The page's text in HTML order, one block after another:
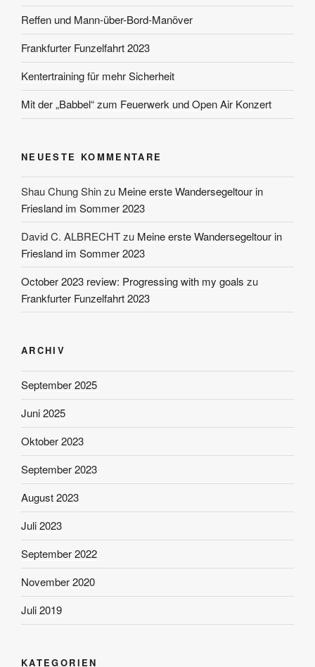
Reffen und Mann-über-Bord-Manöver
Frankfurter Funzelfahrt 2023
Kentertraining für mehr Sicherheit
Mit der „Babbel“ zum Feuerwerk und Open Air Konzert
NEUESTE KOMMENTARE
Shau Chung Shinzu Meine erste Wandersegeltour in
Friesland im Sommer 2023
David C. ALBRECHTzu Meine erste Wandersegeltour in
Friesland im Sommer 2023
October 2023 review: Progressing with my goals zu
Frankfurter Funzelfahrt 2023
ARCHIV
September 2025
Juni 2025
Oktober 2023
September 2023
August 2023
Juli 2023
September 2022
November 2020
Juli 2019
KATEGORIEN